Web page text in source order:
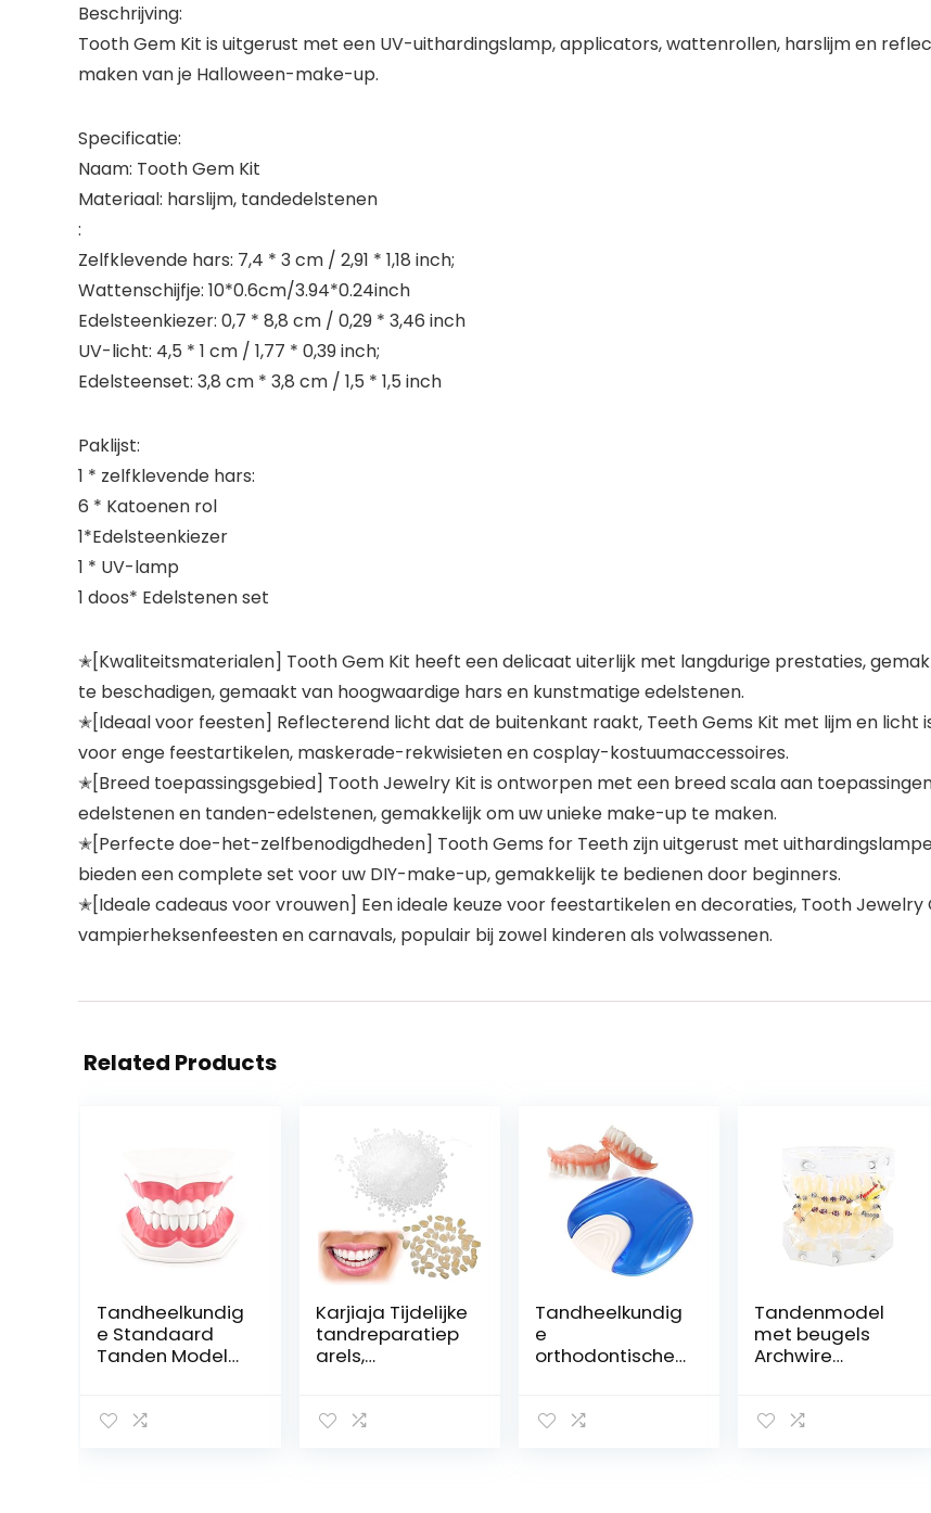
Beschrijving:
Tooth Gem Kit is uitgerust met een UV-uithardingslamp, applicators, wattenrollen, harslijm en
maken van je Halloween-make-up.
Specificatie:
Naam: Tooth Gem Kit
Materiaal: harslijm, tandedelstenen
:
Zelfklevende hars: 7,4 * 3 cm / 2,91 * 1,18 inch;
Wattenschijfje: 10*0.6cm/3.94*0.24inch
Edelsteenkiezer: 0,7 * 8,8 cm / 0,29 * 3,46 inch
UV-licht: 4,5 * 1 cm / 1,77 * 0,39 inch;
Edelsteenset: 3,8 cm * 3,8 cm / 1,5 * 1,5 inch
Paklijst:
1 * zelfklevende hars:
6 * Katoenen rol
1*Edelsteenkiezer
1 * UV-lamp
1 doos* Edelstenen set
✭[Kwaliteitsmaterialen] Tooth Gem Kit heeft een delicaat uiterlijk met langdurige prestaties,
te beschadigen, gemaakt van hoogwaardige hars en kunstmatige edelstenen.
✭[Ideaal voor feesten] Reflecterend licht dat de buitenkant raakt, Teeth Gems Kit met lijm en licht
voor enge feestartikelen, maskerade-rekwisieten en cosplay-kostuumaccessoires.
✭[Breed toepassingsgebied] Tooth Jewelry Kit is ontworpen met een breed scala aan
edelstenen en tanden-edelstenen, gemakkelijk om uw unieke make-up te maken.
✭[Perfecte doe-het-zelfbenodigdheden] Tooth Gems for Teeth zijn uitgerust met
bieden een complete set voor uw DIY-make-up, gemakkelijk te bedienen door beginners.
✭[Ideale cadeaus voor vrouwen] Een ideale keuze voor feestartikelen en decoraties, Tooth
vampierheksenfeesten en carnavals, populair bij zowel kinderen als volwassenen.
Related Products
Tandheelkundig
e Standaard
Tanden Model
Oefenmodel
Karjiaja Tijdelijke
tandreparatiep
arels,
reparatieset,
Tandheelkundig
e
orthodontische
houderkoffer
Tandenmodel
met beugels
Archwire
e